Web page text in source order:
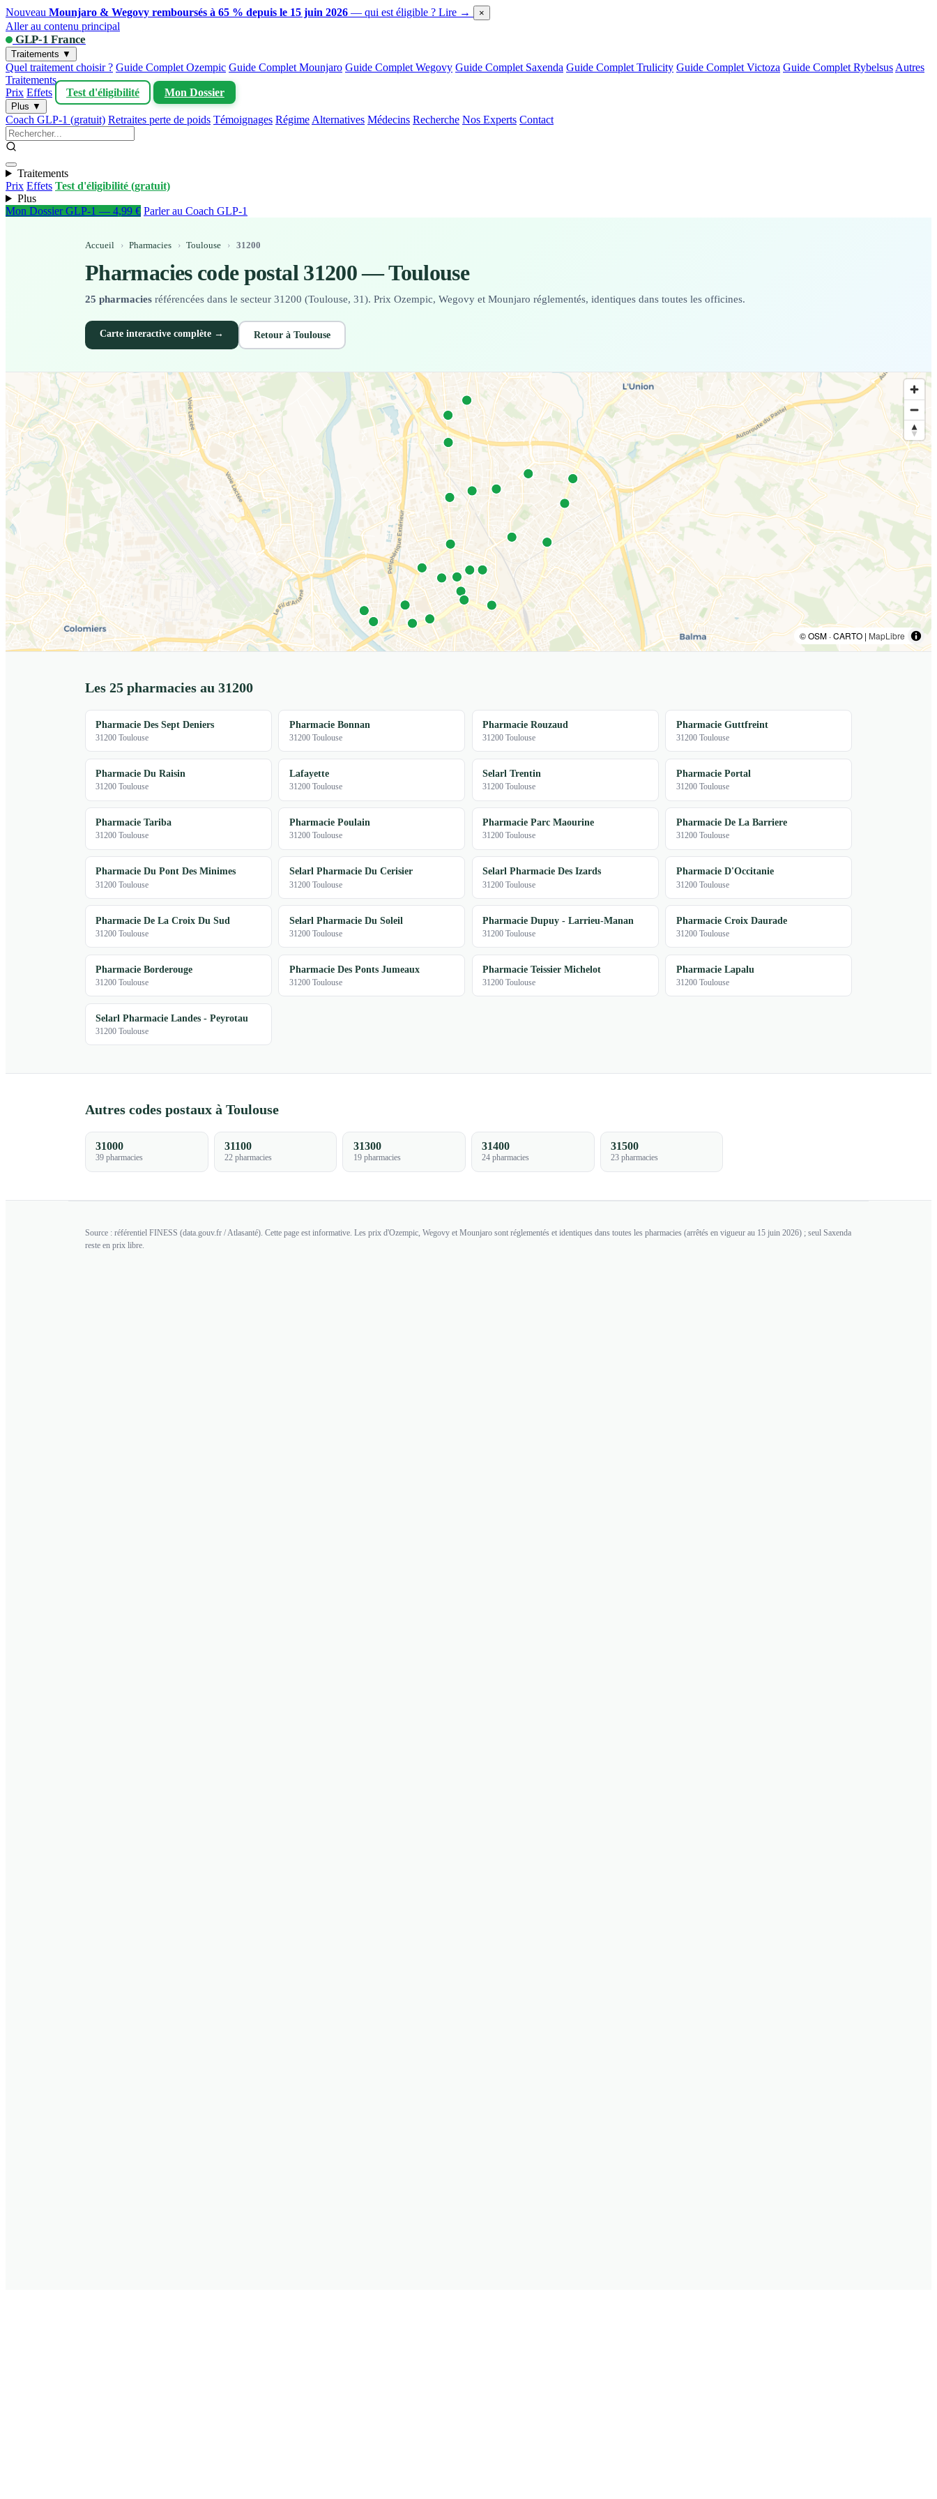
Nouveau Mounjaro & Wegovy remboursés à 65 % depuis le 15 juin 2026 — qui est éligible ? Lire → ×
Aller au contenu principal
GLP-1 France
Traitements ▼
Quel traitement choisir ? Guide Complet Ozempic Guide Complet Mounjaro Guide Complet Wegovy Guide Complet Saxenda Guide Complet Trulicity Guide Complet Victoza Guide Complet Rybelsus Autres
Traitements
Prix Effets Test d'éligibilité Mon Dossier
Plus ▼
Coach GLP-1 (gratuit) Retraites perte de poids Témoignages Régime Alternatives Médecins Recherche Nos Experts Contact
Traitements
Prix Effets Test d'éligibilité (gratuit)
Plus
Mon Dossier GLP-1 — 4,99 € Parler au Coach GLP-1
Accueil › Pharmacies › Toulouse › 31200
Pharmacies code postal 31200 — Toulouse
25 pharmacies référencées dans le secteur 31200 (Toulouse, 31). Prix Ozempic, Wegovy et Mounjaro réglementés, identiques dans toutes les officines.
Carte interactive complète → Retour à Toulouse
© OSM · CARTO | MapLibre
Les 25 pharmacies au 31200
Pharmacie Des Sept Deniers
31200 Toulouse
Pharmacie Bonnan
31200 Toulouse
Pharmacie Rouzaud
31200 Toulouse
Pharmacie Guttfreint
31200 Toulouse
Pharmacie Du Raisin
31200 Toulouse
Lafayette
31200 Toulouse
Selarl Trentin
31200 Toulouse
Pharmacie Portal
31200 Toulouse
Pharmacie Tariba
31200 Toulouse
Pharmacie Poulain
31200 Toulouse
Pharmacie Parc Maourine
31200 Toulouse
Pharmacie De La Barriere
31200 Toulouse
Pharmacie Du Pont Des Minimes
31200 Toulouse
Selarl Pharmacie Du Cerisier
31200 Toulouse
Selarl Pharmacie Des Izards
31200 Toulouse
Pharmacie D'Occitanie
31200 Toulouse
Pharmacie De La Croix Du Sud
31200 Toulouse
Selarl Pharmacie Du Soleil
31200 Toulouse
Pharmacie Dupuy - Larrieu-Manan
31200 Toulouse
Pharmacie Croix Daurade
31200 Toulouse
Pharmacie Borderouge
31200 Toulouse
Pharmacie Des Ponts Jumeaux
31200 Toulouse
Pharmacie Teissier Michelot
31200 Toulouse
Pharmacie Lapalu
31200 Toulouse
Selarl Pharmacie Landes - Peyrotau
31200 Toulouse
Autres codes postaux à Toulouse
31000
39 pharmacies
31100
22 pharmacies
31300
19 pharmacies
31400
24 pharmacies
31500
23 pharmacies
Source : référentiel FINESS (data.gouv.fr / Atlasanté). Cette page est informative. Les prix d'Ozempic, Wegovy et Mounjaro sont réglementés et identiques dans toutes les pharmacies (arrêtés en vigueur au 15 juin 2026) ; seul Saxenda
reste en prix libre.